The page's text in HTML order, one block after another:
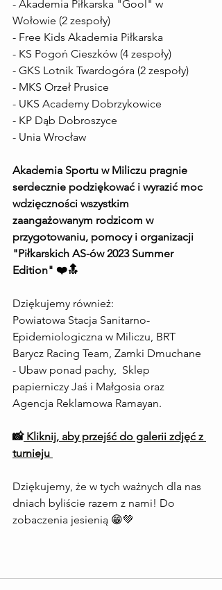
- Akademia Piłkarska "Gool" w
Wołowie (2 zespoły)
- Free Kids Akademia Piłkarska
- KS Pogoń Cieszków (4 zespoły)
- GKS Lotnik Twardogóra (2 zespoły)
- MKS Orzeł Prusice
- UKS Academy Dobrzykowice
- KP Dąb Dobroszyce
- Unia Wrocław
Akademia Sportu w Miliczu pragnie
serdecznie podziękować i wyrazić moc
wdzięczności wszystkim
zaangażowanym rodzicom w
przygotowaniu, pomocy i organizacji
"Piłkarskich AS-ów 2023 Summer
Edition" ❤️🔝
Dziękujemy również:
Powiatowa Stacja Sanitarno-
Epidemiologiczna w Miliczu, BRT
Barycz Racing Team, Zamki Dmuchane
- Ubaw ponad pachy,  Sklep
papierniczy Jaś i Małgosia oraz
Agencja Reklamowa Ramayan.
📸 Kliknij, aby przejść do galerii zdjęć z
turnieju
Dziękujemy, że w tych ważnych dla nas
dniach byliście razem z nami! Do
zobaczenia jesienią 😁💚